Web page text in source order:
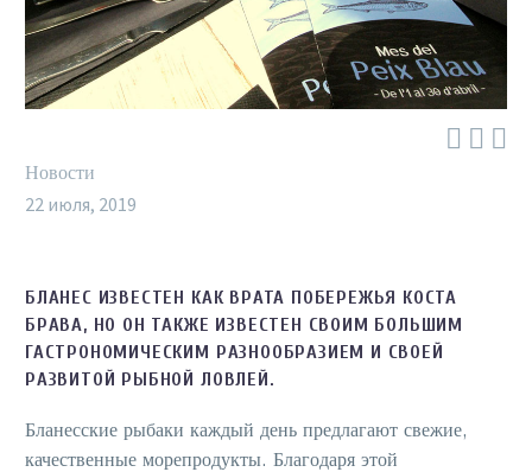
  
Новости
22 июля, 2019
БЛАНЕС ИЗВЕСТЕН КАК ВРАТА ПОБЕРЕЖЬЯ КОСТА
БРАВА, НО ОН ТАКЖЕ ИЗВЕСТЕН СВОИМ БОЛЬШИМ
ГАСТРОНОМИЧЕСКИМ РАЗНООБРАЗИЕМ И СВОЕЙ
РАЗВИТОЙ РЫБНОЙ ЛОВЛЕЙ.
Бланесские рыбаки каждый день предлагают свежие,
качественные морепродукты. Благодаря этой